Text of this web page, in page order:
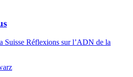
Suisse Réflexions sur l’ADN de la